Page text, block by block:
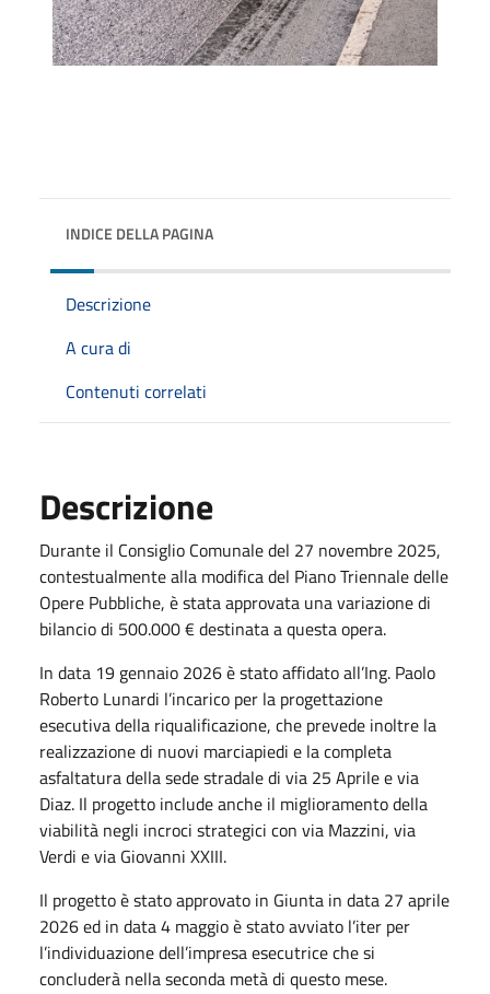
INDICE DELLA PAGINA
Descrizione
A cura di
Contenuti correlati
Descrizione
Durante il Consiglio Comunale del 27 novembre 2025,
contestualmente alla modifica del Piano Triennale delle
Opere Pubbliche, è stata approvata una variazione di
bilancio di 500.000 € destinata a questa opera.
In data 19 gennaio 2026 è stato affidato all’Ing. Paolo
Roberto Lunardi l’incarico per la progettazione
esecutiva della riqualificazione, che prevede inoltre la
realizzazione di nuovi marciapiedi e la completa
asfaltatura della sede stradale di via 25 Aprile e via
Diaz. Il progetto include anche il miglioramento della
viabilità negli incroci strategici con via Mazzini, via
Verdi e via Giovanni XXIII.
Il progetto è stato approvato in Giunta in data 27 aprile
2026 ed in data 4 maggio è stato avviato l’iter per
l’individuazione dell’impresa esecutrice che si
concluderà nella seconda metà di questo mese.